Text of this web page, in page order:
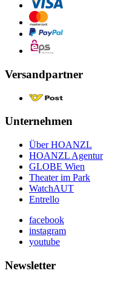
Versandpartner
Unternehmen
Über HOANZL
HOANZL Agentur
GLOBE Wien
Theater im Park
WatchAUT
Entrello
facebook
instagram
youtube
Newsletter